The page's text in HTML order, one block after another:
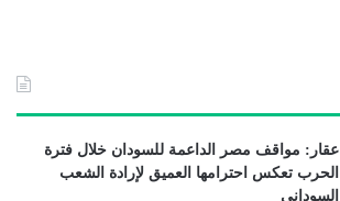
عقار: مواقف مصر الداعمة للسودان خلال فترة
الحرب تعكس احترامها العميق لإرادة الشعب
السوداني